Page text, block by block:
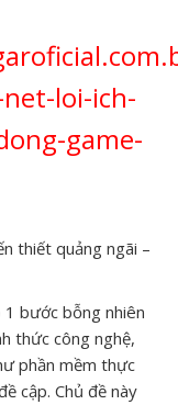
loi-ich-
game-
1 bước bỗng nhiên
thức công nghệ,
phần mềm thực
cập. Chủ đề này